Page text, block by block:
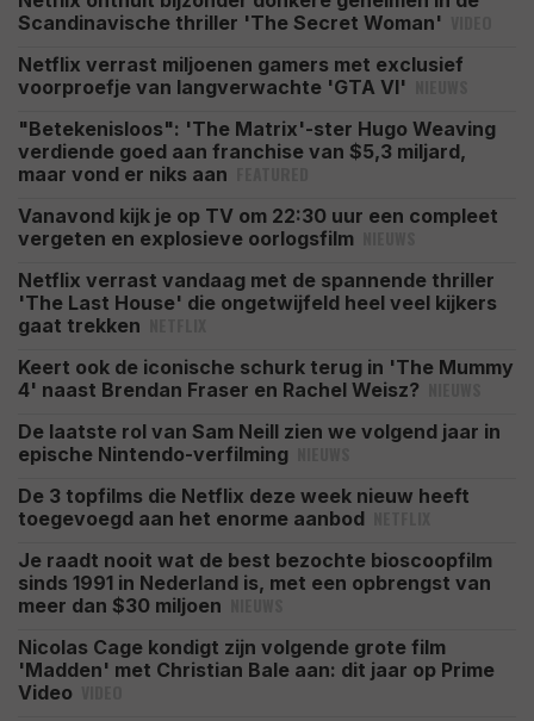
Scandinavische thriller 'The Secret Woman'
Netflix verrast miljoenen gamers met exclusief
voorproefje van langverwachte 'GTA VI'
"Betekenisloos": 'The Matrix'-ster Hugo Weaving
verdiende goed aan franchise van $5,3 miljard,
maar vond er niks aan
Vanavond kijk je op TV om 22:30 uur een compleet
vergeten en explosieve oorlogsfilm
Netflix verrast vandaag met de spannende thriller
'The Last House' die ongetwijfeld heel veel kijkers
gaat trekken
Keert ook de iconische schurk terug in 'The Mummy
4' naast Brendan Fraser en Rachel Weisz?
De laatste rol van Sam Neill zien we volgend jaar in
epische Nintendo-verfilming
De 3 topfilms die Netflix deze week nieuw heeft
toegevoegd aan het enorme aanbod
Je raadt nooit wat de best bezochte bioscoopfilm
sinds 1991 in Nederland is, met een opbrengst van
meer dan $30 miljoen
Nicolas Cage kondigt zijn volgende grote film
'Madden' met Christian Bale aan: dit jaar op Prime
Video